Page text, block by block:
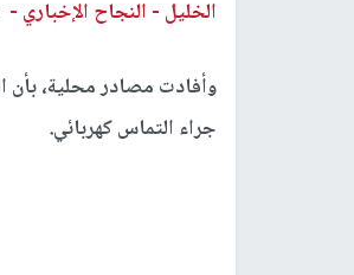
الخليل - النجاح الإخباري -
جراء التماس كهربائي.